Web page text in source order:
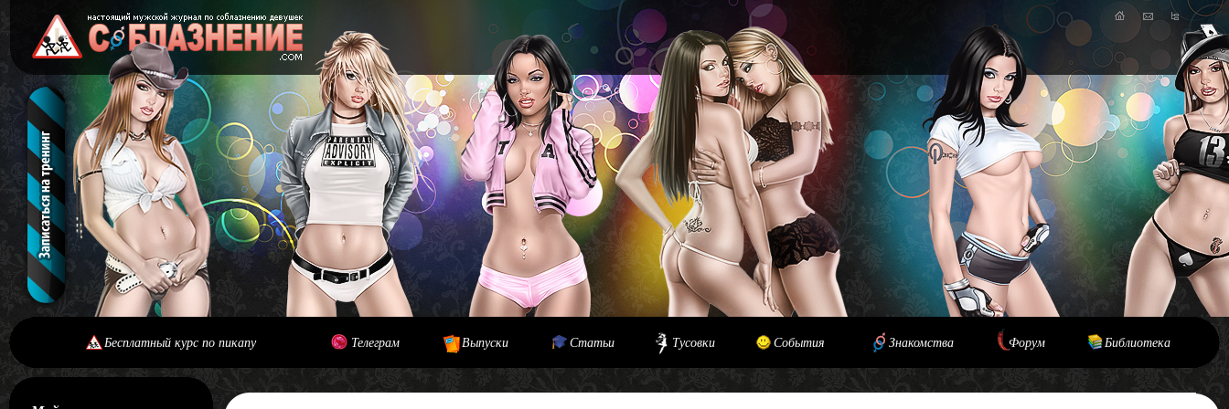
Бесплатный курс по пикапу Телеграм Выпуски Статьи Тусовки События Знакомства Форум Библиотека